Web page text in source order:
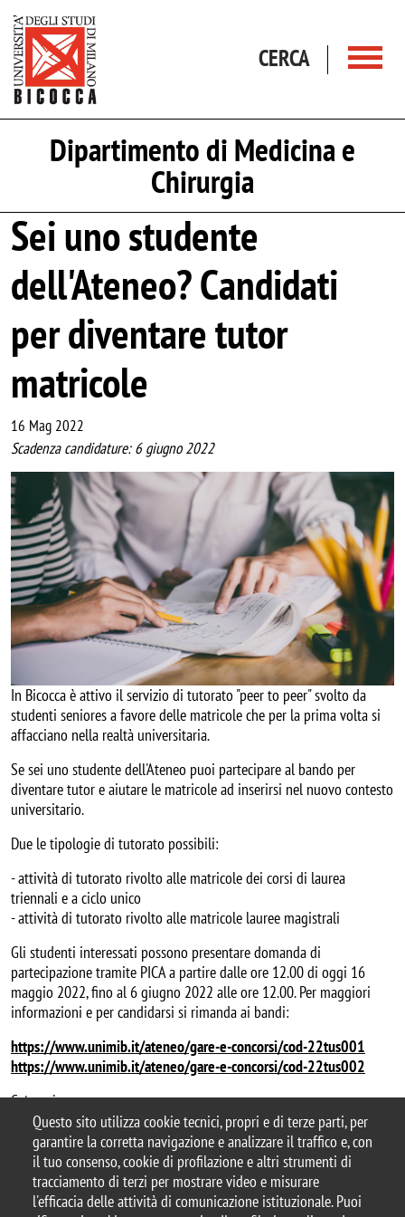
Questo sito utilizza cookie tecnici, propri e di terze parti, per
garantire la corretta navigazione e analizzare il traffico e, con
il tuo consenso, cookie di profilazione e altri strumenti di
tracciamento di terzi per mostrare video e misurare
l'efficacia delle attività di comunicazione istituzionale. Puoi
CERCA
Dipartimento di Medicina e
Chirurgia
Sei uno studente
dell'Ateneo? Candidati
per diventare tutor
matricole
16 Mag 2022
Scadenza candidature: 6 giugno 2022
Image
In Bicocca è attivo il servizio di tutorato "peer to peer" svolto da
studenti seniores a favore delle matricole che per la prima volta si
affacciano nella realtà universitaria.
Se sei uno studente dell'Ateneo puoi partecipare al bando per
diventare tutor e aiutare le matricole ad inserirsi nel nuovo contesto
universitario.
Due le tipologie di tutorato possibili:
- attività di tutorato rivolto alle matricole dei corsi di laurea
triennali e a ciclo unico
- attività di tutorato rivolto alle matricole lauree magistrali
Gli studenti interessati possono presentare domanda di
partecipazione tramite PICA a partire dalle ore 12.00 di oggi 16
maggio 2022, fino al 6 giugno 2022 alle ore 12.00. Per maggiori
informazioni e per candidarsi si rimanda ai bandi:
https://www.unimib.it/ateneo/gare-e-concorsi/cod-22tus001
https://www.unimib.it/ateneo/gare-e-concorsi/cod-22tus002
Categoria news
didattica
© 2025 Università degli Studi di Milano-Bicocca